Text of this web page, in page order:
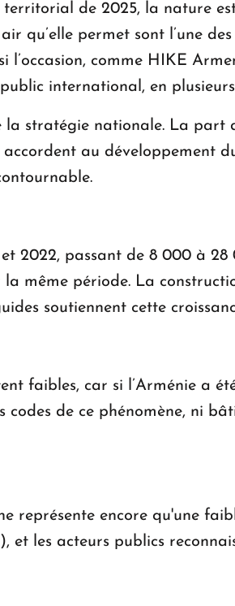
territorial de 2025, la nature
qu’elle permet sont l’une
comme HIKE
international, en
stratégie nationale. La part
au développement
2022, passant de 8 000 à 28
même période. La
soutiennent cette
faibles, car si l’Arménie a
codes de ce phénomène, ni
représente encore qu'une
les acteurs publics